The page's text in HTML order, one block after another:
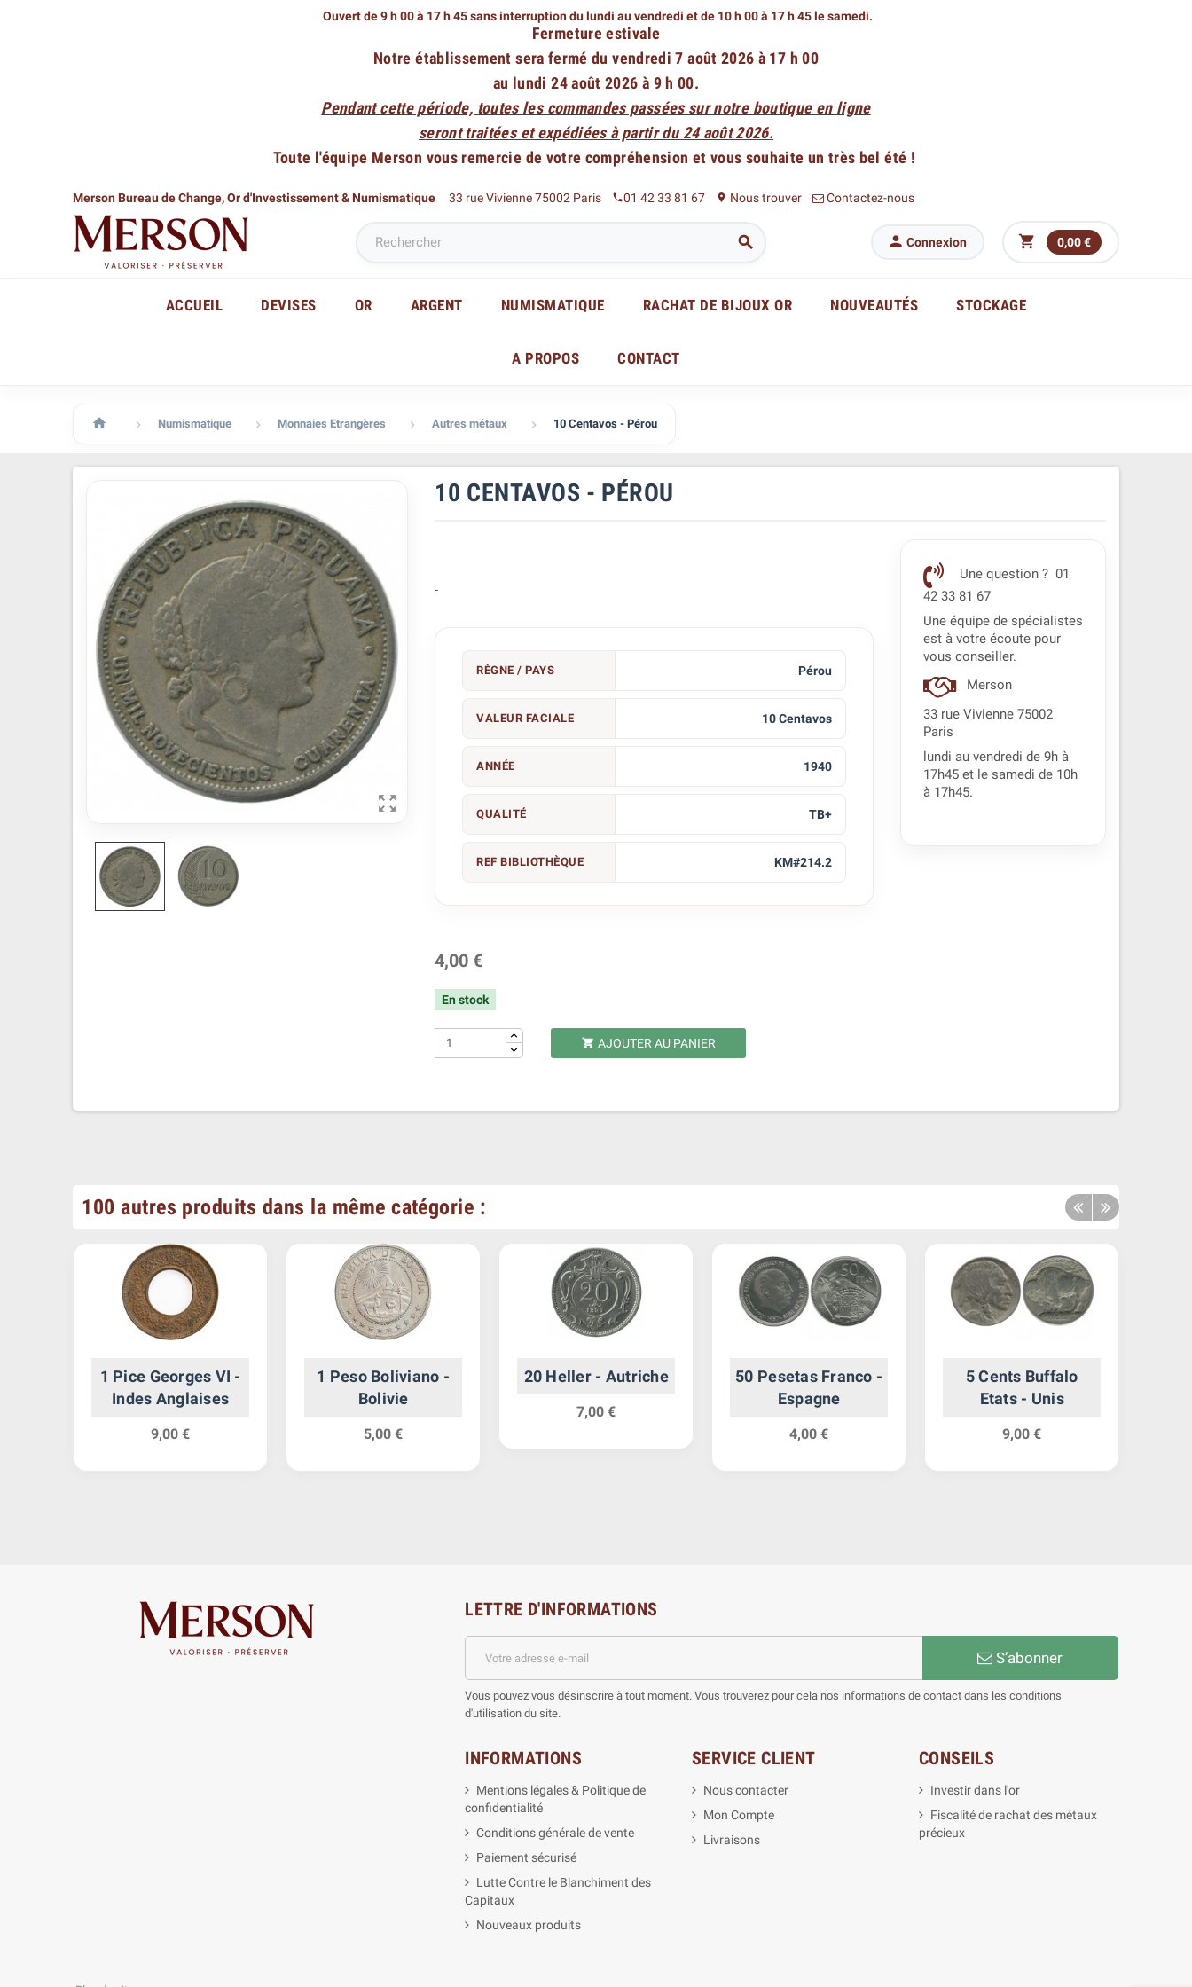
Ouvert de 9 h 00 à 17 h 45 sans interruption du lundi au vendredi et de 10 h 00 à 17 h 45 le samedi.
Fermeture estivale
Notre établissement sera fermé du vendredi 7 août 2026 à 17 h 00
au lundi 24 août 2026 à 9 h 00.
Pendant cette période, toutes les commandes passées sur notre boutique en ligne
seront traitées et expédiées à partir du 24 août 2026.
Toute l'équipe Merson vous remercie de votre compréhension et vous souhaite un très bel été !
Merson Bureau de Change, Or d'Investissement & Numismatique 33 rue Vivienne 75002 Paris phone01 42 33 81 67 place Nous trouver Contactez-nous
  Connexion  0,00 €
ACCUEIL DEVISES OR ARGENT NUMISMATIQUE RACHAT DE BIJOUX OR NOUVEAUTÉS STOCKAGE
A PROPOS CONTACT
  Numismatique  Monnaies Etrangères  Autres métaux  10 Centavos - Pérou

10 CENTAVOS - PÉROU
-
RÈGNE / PAYS Pérou
VALEUR FACIALE 10 Centavos
ANNÉE 1940
QUALITÉ TB+
REF BIBLIOTHÈQUE KM#214.2
4,00 €
En stock
 AJOUTER AU PANIER
Une question ? 01
42 33 81 67
Une équipe de spécialistes
est à votre écoute pour
vous conseiller.
Merson
33 rue Vivienne 75002
Paris
lundi au vendredi de 9h à
17h45 et le samedi de 10h
à 17h45.
100 autres produits dans la même catégorie :
1 Pice Georges VI -
Indes Anglaises
9,00 €
1 Peso Boliviano -
Bolivie
5,00 €
20 Heller - Autriche
7,00 €
50 Pesetas Franco -
Espagne
4,00 €
5 Cents Buffalo
Etats - Unis
9,00 €
LETTRE D'INFORMATIONS
S’abonner
Vous pouvez vous désinscrire à tout moment. Vous trouverez pour cela nos informations de contact dans les conditions
d'utilisation du site.
INFORMATIONS
Mentions légales & Politique de
confidentialité
Conditions générale de vente
Paiement sécurisé
Lutte Contre le Blanchiment des
Capitaux
Nouveaux produits
SERVICE CLIENT
Nous contacter
Mon Compte
Livraisons
CONSEILS
Investir dans l'or
Fiscalité de rachat des métaux
précieux